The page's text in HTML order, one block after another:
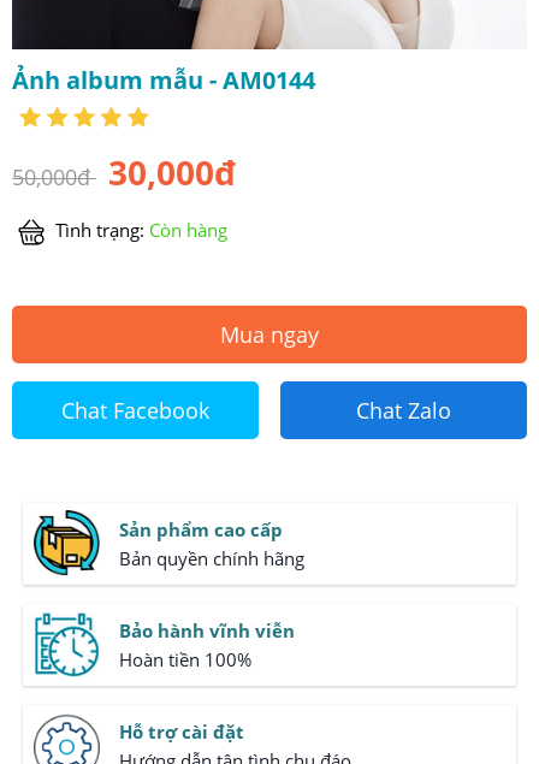
Ảnh album mẫu - AM0144
50,000đ 30,000đ
Tình trạng: Còn hàng
Mua ngay
Chat Facebook Chat Zalo
Sản phẩm cao cấp
Bản quyền chính hãng
Bảo hành vĩnh viễn
Hoàn tiền 100%
Hỗ trợ cài đặt